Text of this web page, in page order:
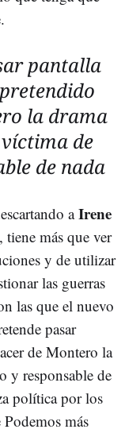
pantalla
la drama
de
de nada
aIrene
más que ver
y de utilizar
las guerras
las que el nuevo
pasar
de Montero la
y responsable de
política por los
más